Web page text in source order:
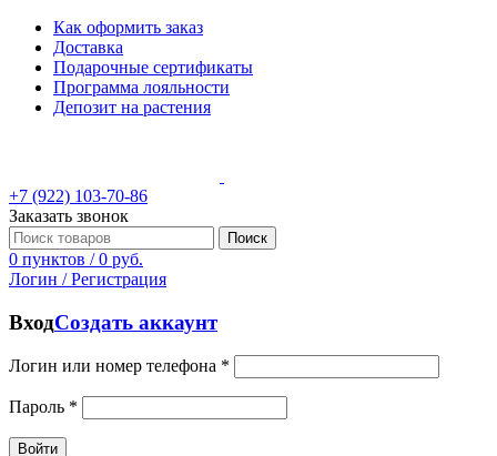
Как оформить заказ
Доставка
Подарочные сертификаты
Программа лояльности
Депозит на растения
+7 (922) 103-70-86
Заказать звонок
Поиск
0 пунктов / 0 руб.
Логин / Регистрация
ВходСоздать аккаунт
Логин или номер телефона *
Пароль *
Войти